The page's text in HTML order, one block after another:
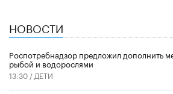
НОВОСТИ
Роспотребнадзор предложил дополнить
рыбой и водорослями
13:30 / ДЕТИ